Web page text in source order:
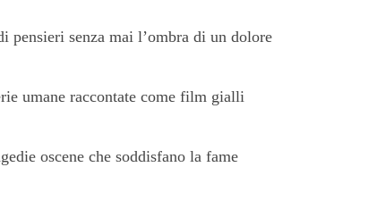
pensieri senza mai l’ombra di un dolore
umane raccontate come film gialli
oscene che soddisfano la fame